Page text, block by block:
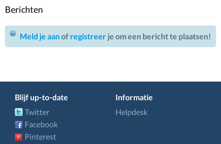
Berichten
Meld je aanof registreer je om een bericht te plaatsen!
Blijf up-to-date
Twitter
Facebook
Pinterest
Informatie
Helpdesk